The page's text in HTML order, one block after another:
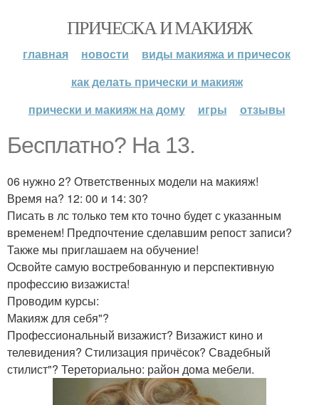
ПРИЧЕСКА И МАКИЯЖ
главная новости
виды макияжа и причесок
как делать прически и макияж
прически и макияж на дому
игры отзывы
Бесплатно? На 13.
06 нужно 2? Ответственных модели на макияж!
Время на? 12: 00 и 14: 30?
Писать в лс только тем кто точно будет с указанным
временем! Предпочтение сделавшим репост записи?
Также мы приглашаем на обучение!
Освойте самую востребованную и перспективную
профессию визажиста!
Проводим курсы:
Макияж для себя"?
Профессиональный визажист? Визажист кино и
телевидения? Стилизация причёсок? Свадебный
стилист"? Тереториально: район дома мебели.